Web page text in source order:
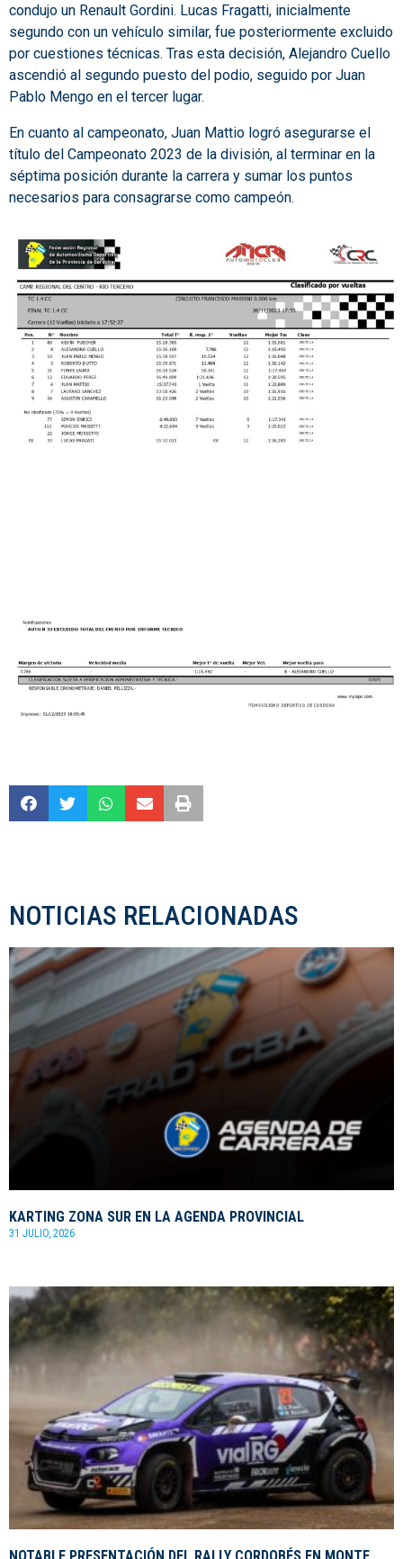
condujo un Renault Gordini. Lucas Fragatti, inicialmente
segundo con un vehículo similar, fue posteriormente excluido
por cuestiones técnicas. Tras esta decisión, Alejandro Cuello
ascendió al segundo puesto del podio, seguido por Juan
Pablo Mengo en el tercer lugar.
En cuanto al campeonato, Juan Mattio logró asegurarse el
título del Campeonato 2023 de la división, al terminar en la
séptima posición durante la carrera y sumar los puntos
necesarios para consagrarse como campeón.
NOTICIAS RELACIONADAS
KARTING ZONA SUR EN LA AGENDA PROVINCIAL
31 JULIO, 2026
NOTABLE PRESENTACIÓN DEL RALLY CORDOBÉS EN MONTE